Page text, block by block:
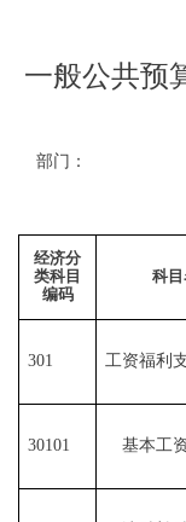
一般公共预
部门：
经济分
类科目
编码
科
301 工资福利
30101 基本工